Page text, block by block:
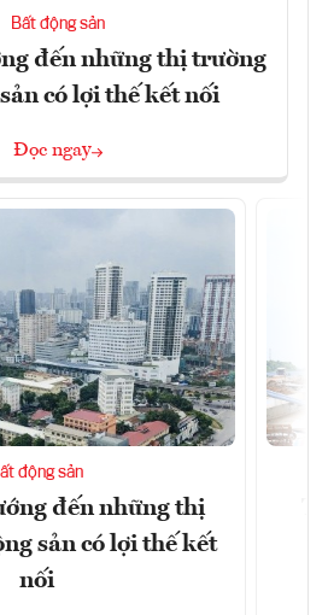
Bất động sản
đến những thị trường
có lợi thế kết nối
Đọc ngay
động sản
đến những thị
sản có lợi thế kết
nối